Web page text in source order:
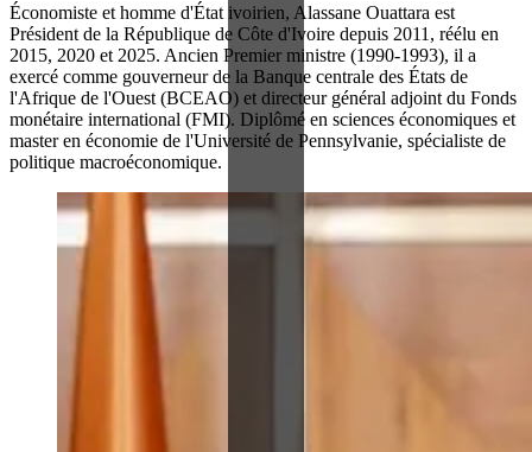
Économiste et homme d'État ivoirien, Alassane Ouattara est
Président de la République de Côte d'Ivoire depuis 2011, réélu en
2015, 2020 et 2025. Ancien Premier ministre (1990-1993), il a
exercé comme gouverneur de la Banque centrale des États de
l'Afrique de l'Ouest (BCEAO) et directeur général adjoint du Fonds
monétaire international (FMI). Diplômé en sciences économiques et
master en économie de l'Université de Pennsylvanie, spécialiste de
politique macroéconomique.